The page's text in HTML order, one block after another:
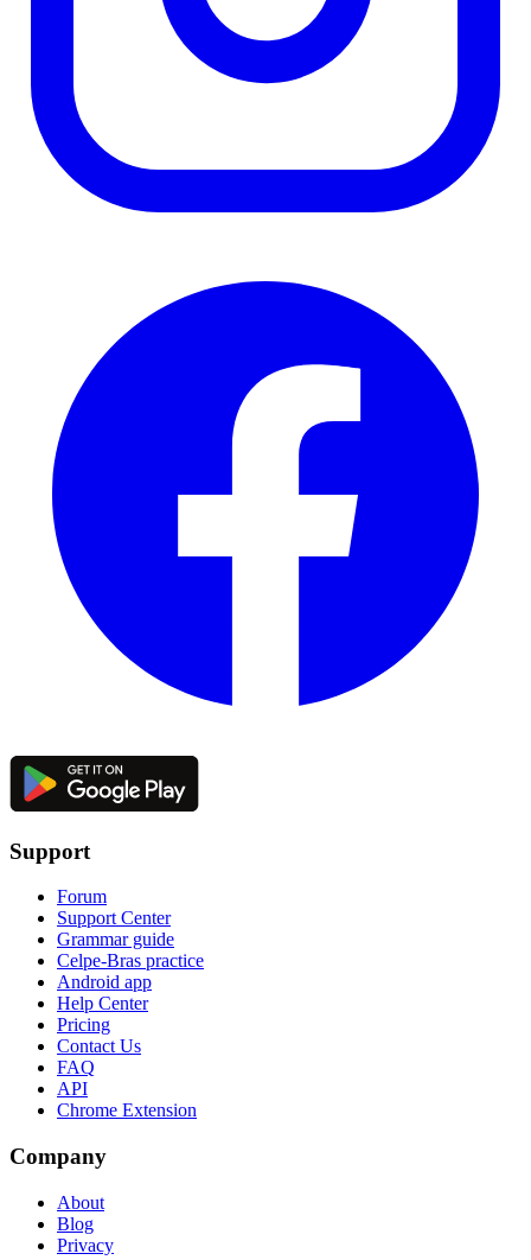
Support
Forum
Support Center
Grammar guide
Celpe-Bras practice
Android app
Help Center
Pricing
Contact Us
FAQ
API
Chrome Extension
Company
About
Blog
Privacy